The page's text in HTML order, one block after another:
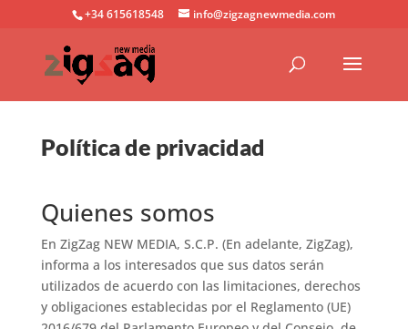
+34 615618548 info@zigzagnewmedia.com
Política de privacidad
Quienes somos
En ZigZag NEW MEDIA, S.C.P. (En adelante, ZigZag),
informa a los interesados ​​que sus datos serán
utilizados de acuerdo con las limitaciones, derechos
y obligaciones establecidas por el Reglamento (UE)